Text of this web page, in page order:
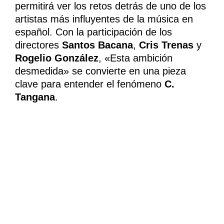
permitirá ver los retos detrás de uno de los
artistas más influyentes de la música en
español. Con la participación de los
directores Santos Bacana, Cris Trenas y
Rogelio González, «Esta ambición
desmedida» se convierte en una pieza
clave para entender el fenómeno C.
Tangana.